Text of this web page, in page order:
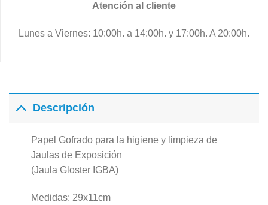
Atención al cliente
Lunes a Viernes: 10:00h. a 14:00h. y 17:00h. A 20:00h.
Descripción
Papel Gofrado para la higiene y limpieza de
Jaulas de Exposición
(Jaula Gloster IGBA)
Medidas: 29x11cm